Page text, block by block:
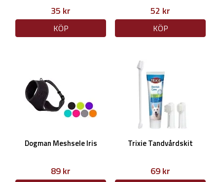
35 kr
KÖP
52 kr
KÖP
Dogman Meshsele Iris
89 kr
Trixie Tandvårdskit
69 kr